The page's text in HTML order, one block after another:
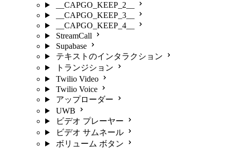
__CAPGO_KEEP_2__
__CAPGO_KEEP_3__
__CAPGO_KEEP_4__
StreamCall
Supabase
テキストのインタラクション
トランジション
Twilio Video
Twilio Voice
アップローダー
UWB
ビデオ プレーヤー
ビデオ サムネール
ボリューム ボタン